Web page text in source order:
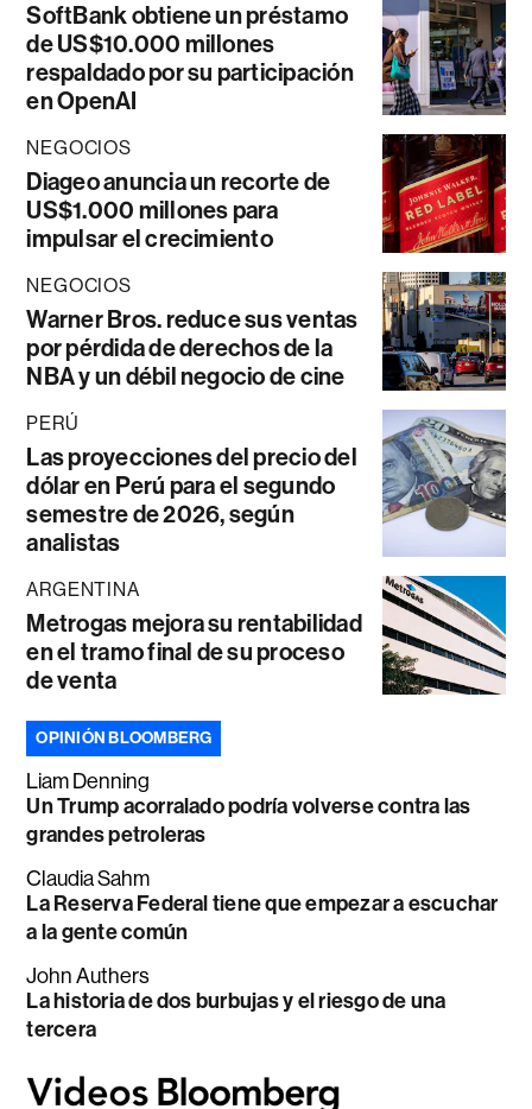
SoftBank obtiene un préstamo
de US$10.000 millones
respaldado por su participación
en OpenAI
NEGOCIOS
Diageo anuncia un recorte de
US$1.000 millones para
impulsar el crecimiento
NEGOCIOS
Warner Bros. reduce sus ventas
por pérdida de derechos de la
NBA y un débil negocio de cine
PERÚ
Las proyecciones del precio del
dólar en Perú para el segundo
semestre de 2026, según
analistas
ARGENTINA
Metrogas mejora su rentabilidad
en el tramo final de su proceso
de venta
OPINIÓN BLOOMBERG
Liam Denning
Un Trump acorralado podría volverse contra las
grandes petroleras
Claudia Sahm
La Reserva Federal tiene que empezar a escuchar
a la gente común
John Authers
La historia de dos burbujas y el riesgo de una
tercera